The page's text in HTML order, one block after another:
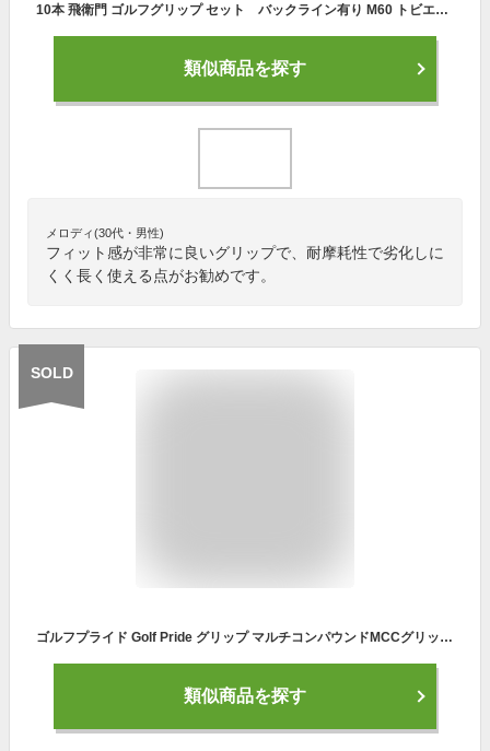
10本 飛衛門 ゴルフグリップ セット バックライン有り M60 トビエモン ゴルフ グリップ 黒 青 赤 緑 ブラック ブルー レッド グリーン ネイビーブルー アクアブルー 特価 ゴルフグリップセット
類似商品を探す
メロディ(30代・男性)
フィット感が非常に良いグリップで、耐摩耗性で劣化しに
くく長く使える点がお勧めです。
SOLD
ゴルフプライド Golf Pride グリップ マルチコンパウンドMCCグリップ 6本セット レッド
類似商品を探す